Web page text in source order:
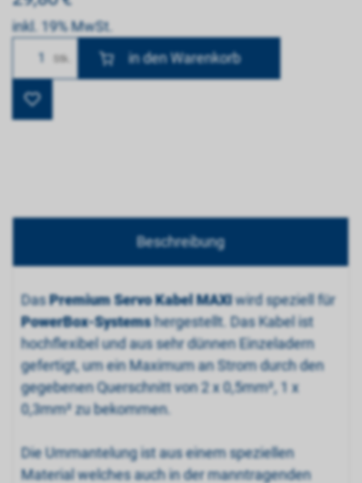
inkl. 19% MwSt.
Anzahl Stk.
Beschreibung
DasPremium Servo Kabel MAXIwird speziell für
PowerBox-Systemshergestellt. Das Kabel ist
hochflexibel und aus sehr dünnen Einzeladern
gefertigt, um ein Maximum an Strom durch den
gegebenen Querschnitt von 2 x 0,5mm², 1 x
0,3mm² zu bekommen.
Die Ummantelung ist aus einem speziellen
Material welches auch in der manntragenden